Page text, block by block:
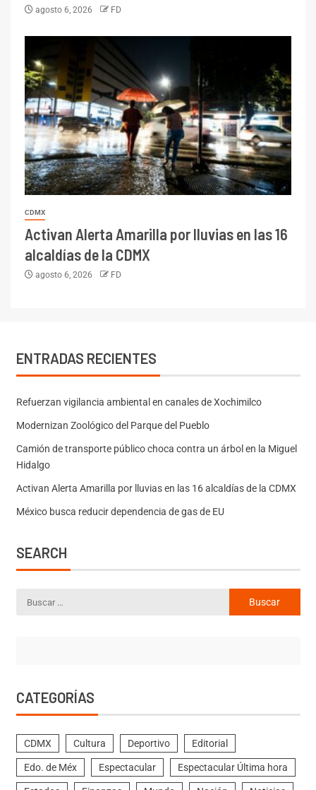
agosto 6, 2026 FD
CDMX
Activan Alerta Amarilla por lluvias en las 16
alcaldías de la CDMX
agosto 6, 2026 FD
ENTRADAS RECIENTES
Refuerzan vigilancia ambiental en canales de Xochimilco
Modernizan Zoológico del Parque del Pueblo
Camión de transporte público choca contra un árbol en la Miguel
Hidalgo
Activan Alerta Amarilla por lluvias en las 16 alcaldías de la CDMX
México busca reducir dependencia de gas de EU
SEARCH
CATEGORÍAS
CDMX Cultura Deportivo Editorial
Edo. de Méx Espectacular Espectacular Última hora